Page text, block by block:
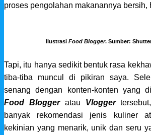
proses pengolahan makanannya
Ilustrasi Food Blogger. Sumber:
Tapi, itu hanya sedikit bentuk rasa
tiba-tiba muncul di pikiran saya.
senang dengan konten-konten yang
Food Blogger atau Vlogger
banyak rekomendasi jenis kuliner
kekinian yang menarik, unik dan seru